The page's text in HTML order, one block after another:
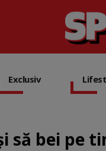
Exclusiv
să bei pe